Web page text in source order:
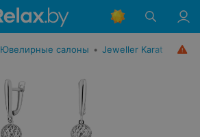
Ювелирные салоны • Jeweller Karat